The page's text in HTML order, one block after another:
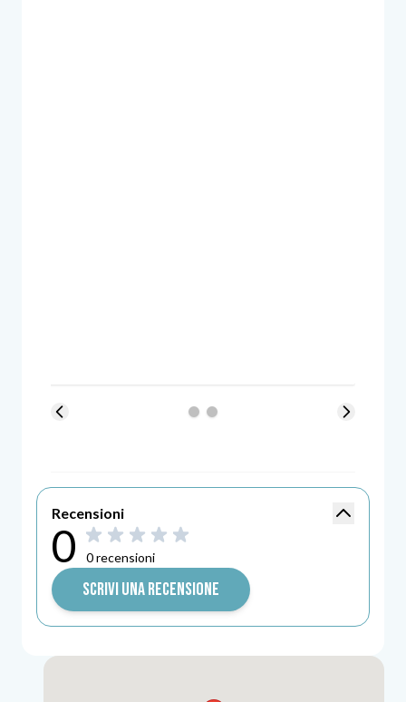
Recensioni Mostra/
Punteggio
0 0\u0020su\u00205\u0020stelle
0 recensioni
SCRIVI UNA RECENSIONE